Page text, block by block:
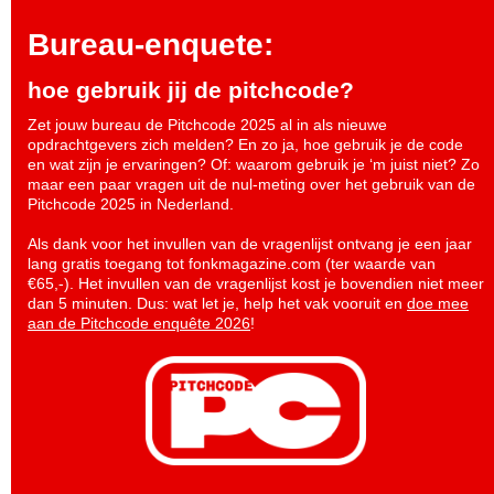
Bureau-enquete:
hoe gebruik jij de pitchcode?
Zet jouw bureau de Pitchcode 2025 al in als nieuwe
opdrachtgevers zich melden? En zo ja, hoe gebruik je de code
en wat zijn je ervaringen? Of: waarom gebruik je ‘m juist niet? Zo
maar een paar vragen uit de nul-meting over het gebruik van de
Pitchcode 2025 in Nederland.
Als dank voor het invullen van de vragenlijst ontvang je een jaar
lang gratis toegang tot fonkmagazine.com (ter waarde van
€65,-). Het invullen van de vragenlijst kost je bovendien niet meer
dan 5 minuten. Dus: wat let je, help het vak vooruit en doe mee
aan de Pitchcode enquête 2026!